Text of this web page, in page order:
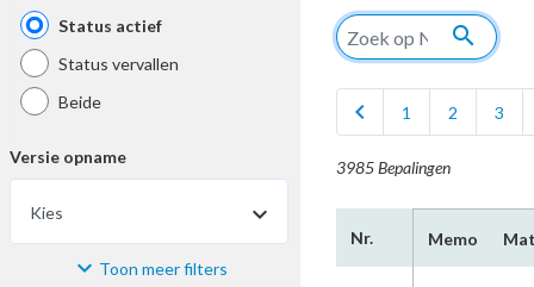
Status actief
Status vervallen
Beide
Versie opname
Kies
Materiaal Toon meer filters
search
chevron_left 1 2 3
3985 Bepalingen
Nr. Memo